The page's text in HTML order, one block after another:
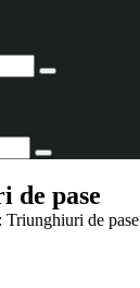
de pase
Triunghiuri de pase